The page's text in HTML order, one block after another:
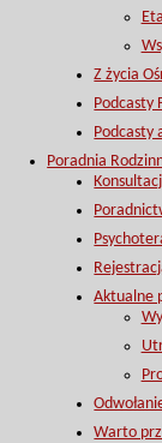
Z życia
Podcasty
Podcasty
Poradnia
Aktualne
Warto